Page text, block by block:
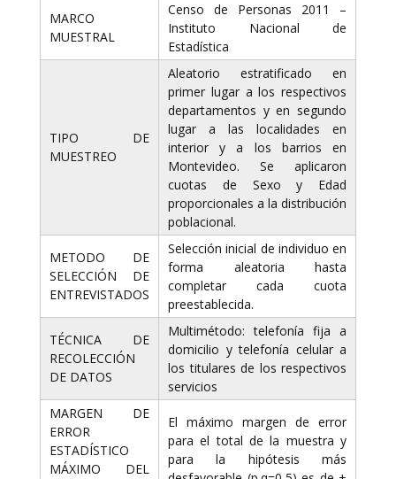
MARCO
MUESTRAL
Censo de Personas 2011 –
Instituto Nacional de
Estadística
TIPO DE
MUESTREO
Aleatorio estratificado en
primer lugar a los respectivos
departamentos y en segundo
lugar a las localidades en
interior y a los barrios en
Montevideo. Se aplicaron
cuotas de Sexo y Edad
proporcionales a la distribución
poblacional.
METODO DE
SELECCIÓN DE
ENTREVISTADOS
Selección inicial de individuo en
forma aleatoria hasta
completar cada cuota
preestablecida.
TÉCNICA DE
RECOLECCIÓN
DE DATOS
Multimétodo: telefonía fija a
domicilio y telefonía celular a
los titulares de los respectivos
servicios
MARGEN DE
ERROR
ESTADÍSTICO
MÁXIMO DEL
El máximo margen de error
para el total de la muestra y
para la hipótesis más